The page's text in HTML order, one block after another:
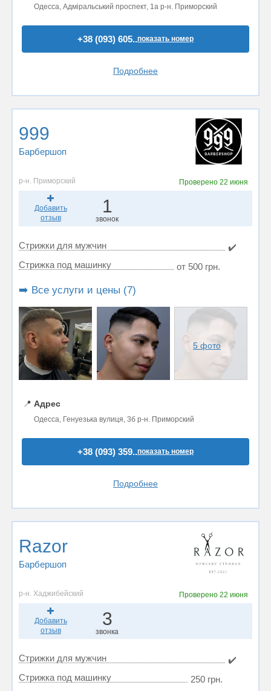
Одесса, Адміральський проспект, 1а р-н. Приморский
+38 (093) 605..показать номер
Подробнее
999
Барбершоп
р-н. Приморский Проверено 22 июня
Добавить
отзыв
1
звонок
Стрижки для мужчин
✔️
Стрижка под машинку
от 500 грн.
➡️ Все услуги и цены (7)
5 фото
📍 Адрес
Одесса, Генуезька вулиця, 3б р-н. Приморский
+38 (093) 359..показать номер
Подробнее
Razor
Барбершоп
р-н. Хаджибейский Проверено 22 июня
Добавить
отзыв
3
звонка
Стрижки для мужчин
✔️
Стрижка под машинку
250 грн.